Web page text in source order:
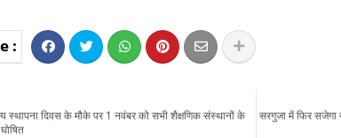
सरगुजा में फिर सजेगा
स्थापना दिवस के मौके पर 1 नवंबर को सभी शैक्षणिक संस्थानों के